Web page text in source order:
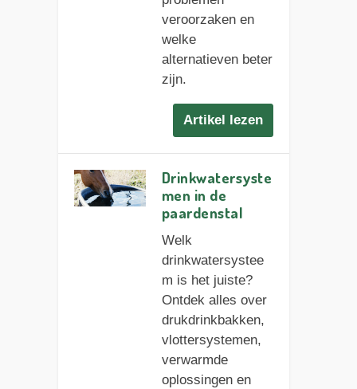
veroorzaken en
welke
alternatieven beter
zijn.
Artikel lezen
Drinkwatersyste
men in de
paardenstal
Welk
drinkwatersystee
m is het juiste?
Ontdek alles over
drukdrinkbakken,
vlottersystemen,
verwarmde
oplossingen en